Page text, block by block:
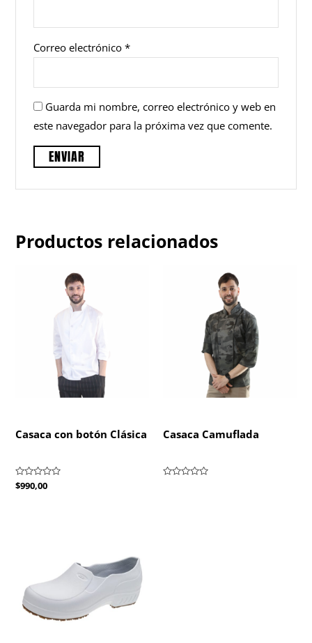
Correo electrónico *
Guarda mi nombre, correo electrónico y web en
este navegador para la próxima vez que comente.
Productos relacionados
Casaca con botón Clásica
Valorado
$990,00
Casaca Camuflada